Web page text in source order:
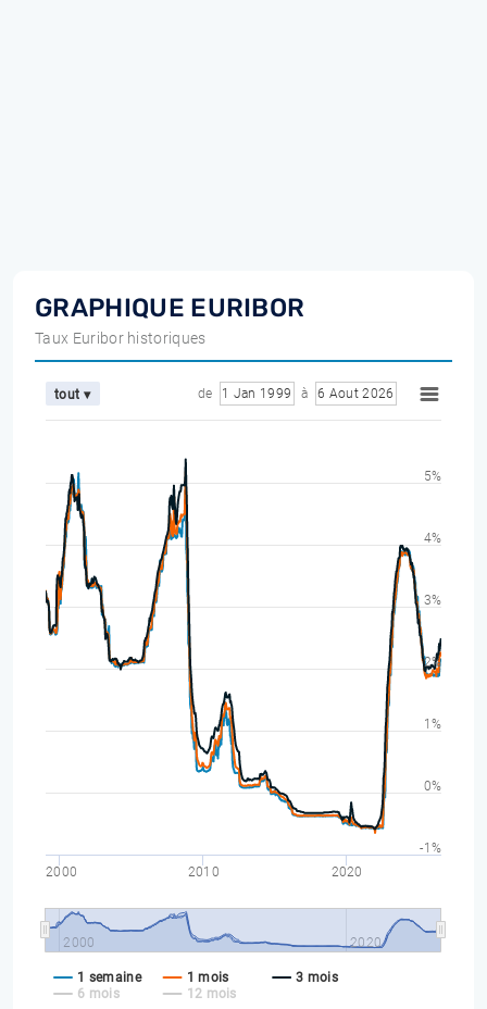
GRAPHIQUE EURIBOR
Taux Euribor historiques
tout ▾ de 1 Jan 1999 à 6 Aout 2026
1 semaine 1 mois
3 mois
6 mois
12 mois
2000 2010 2020
2000 2020
-1%
0%
1%
2%
3%
4%
5%